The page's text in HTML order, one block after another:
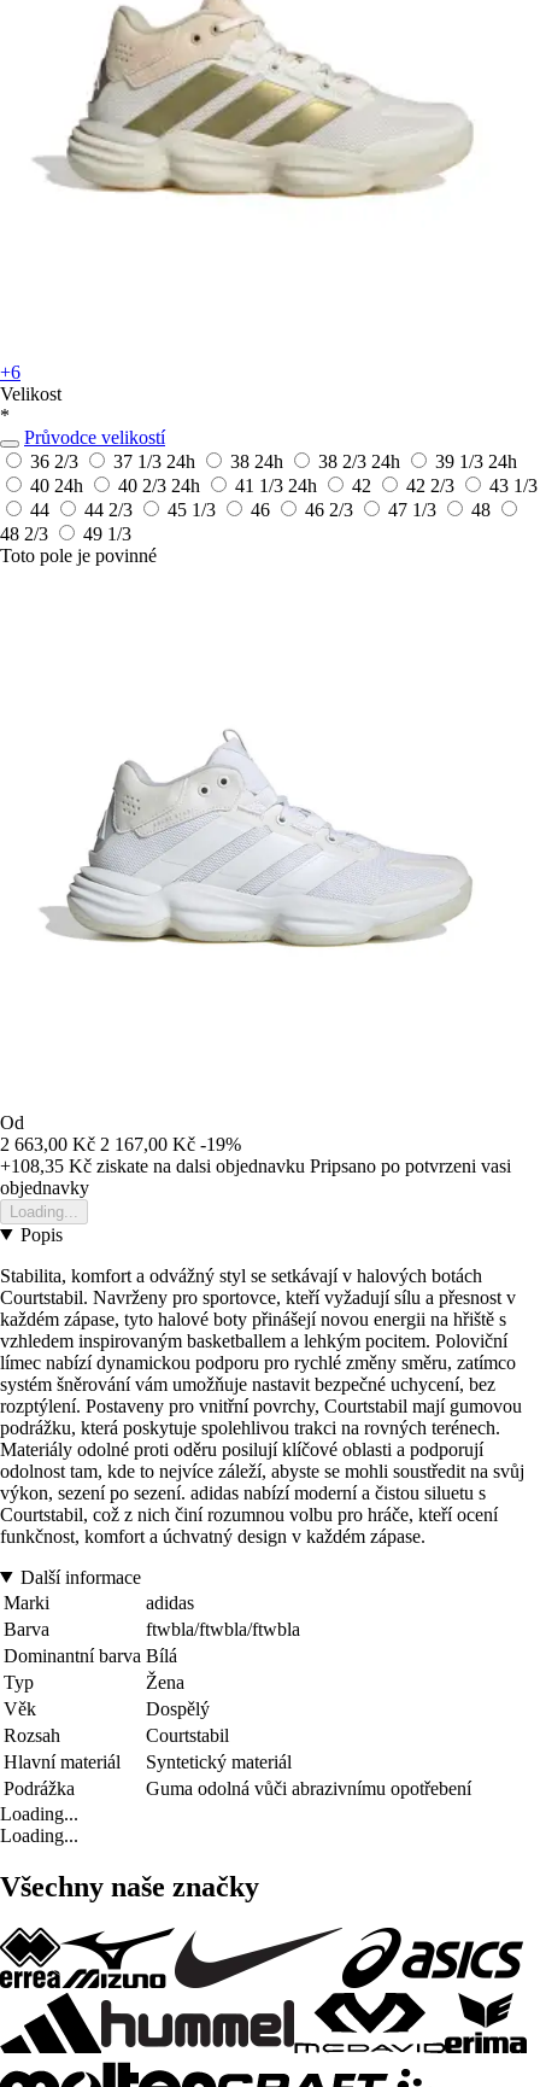
+6
Velikost
*
Průvodce velikostí
36 2/3
37 1/3 24h 38 24h 38 2/3 24h 39 1/3 24h
40 24h 40 2/3 24h 41 1/3 24h 42 42 2/3
43 1/3
44
44 2/3 45 1/3 46 46 2/3 47 1/3
48
48 2/3
49 1/3
Toto pole je povinné
Od
2 663,00 Kč 2 167,00 Kč -19%
+108,35 Kč ziskate na dalsi objednavku Pripsano po potvrzeni vasi
objednavky
Loading...
Popis
Stabilita, komfort a odvážný styl se setkávají v halových botách
Courtstabil. Navrženy pro sportovce, kteří vyžadují sílu a přesnost v
každém zápase, tyto halové boty přinášejí novou energii na hřiště s
vzhledem inspirovaným basketballem a lehkým pocitem. Poloviční
límec nabízí dynamickou podporu pro rychlé změny směru, zatímco
systém šněrování vám umožňuje nastavit bezpečné uchycení, bez
rozptýlení. Postaveny pro vnitřní povrchy, Courtstabil mají gumovou
podrážku, která poskytuje spolehlivou trakci na rovných terénech.
Materiály odolné proti oděru posilují klíčové oblasti a podporují
odolnost tam, kde to nejvíce záleží, abyste se mohli soustředit na svůj
výkon, sezení po sezení. adidas nabízí moderní a čistou siluetu s
Courtstabil, což z nich činí rozumnou volbu pro hráče, kteří ocení
funkčnost, komfort a úchvatný design v každém zápase.
Další informace
Marki
adidas
Barva
ftwbla/ftwbla/ftwbla
Dominantní barva Bílá
Typ
Žena
Věk
Dospělý
Rozsah
Courtstabil
Hlavní materiál
Syntetický materiál
Podrážka
Guma odolná vůči abrazivnímu opotřebení
Loading...
Loading...
Všechny naše značky